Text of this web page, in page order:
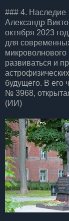
### 4. Наследие
Александр
октября 2023
для
развиваться и
будущего. В его
№ 3968,
(ИИ)